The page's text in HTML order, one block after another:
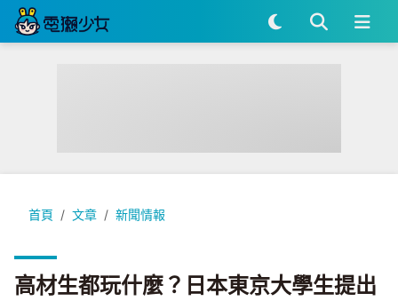
首頁 文章 新聞情報
高材生都玩什麼？日本東京大學生提出 12 款有助於變聰明的遊
高材生都玩什麼？日本東京大學生提出